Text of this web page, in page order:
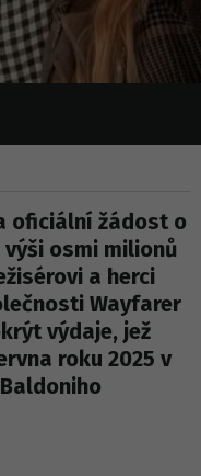
oficiální žádost o
osmi milionů
a herci
Wayfarer
výdaje, jež
roku 2025 v